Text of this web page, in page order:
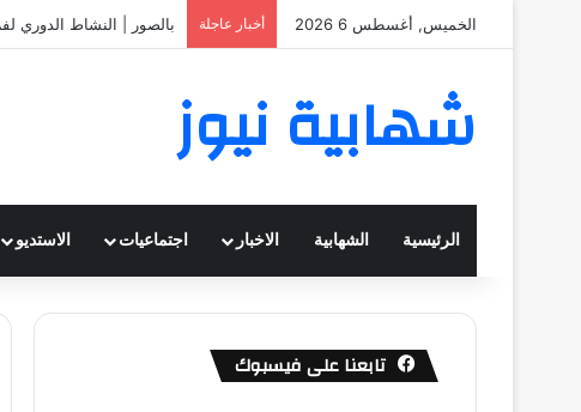
الخميس, أغسطس 6 2026 أخبار عاجلة بالصور | النشاط الدوري
شهابية نيوز
الرئيسية الشهابية الاخبار اجتماعيات الاستديو
تابعنا على فيسبوك